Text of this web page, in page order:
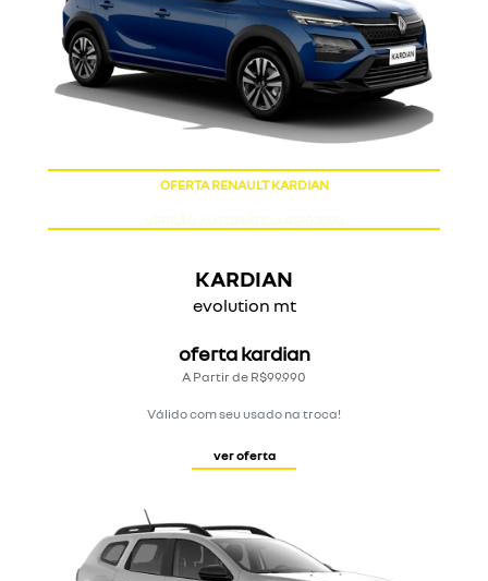
KARDIAN
evolution mt
OFERTA RENAULT KARDIAN
oferta kardian
A Partir de R$99.990
Válido com seu usado na troca!
ver oferta